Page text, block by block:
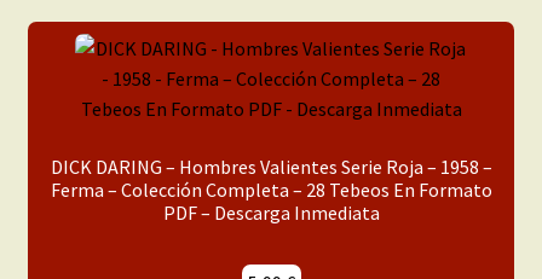
DICK DARING – Hombres Valientes Serie Roja – 1958 –
Ferma – Colección Completa – 28 Tebeos En Formato
PDF – Descarga Inmediata